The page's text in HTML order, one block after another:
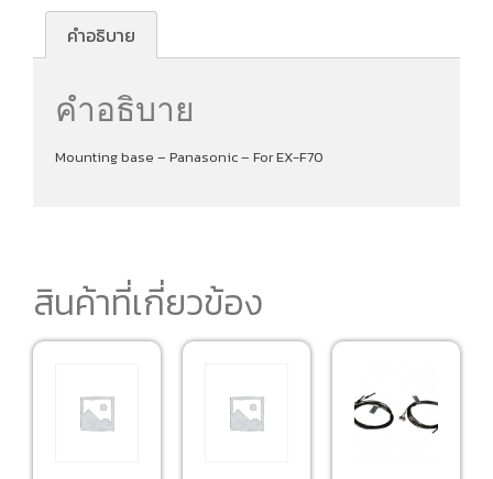
คำอธิบาย
คำอธิบาย
Mounting base – Panasonic – For EX-F70
สินค้าที่เกี่ยวข้อง